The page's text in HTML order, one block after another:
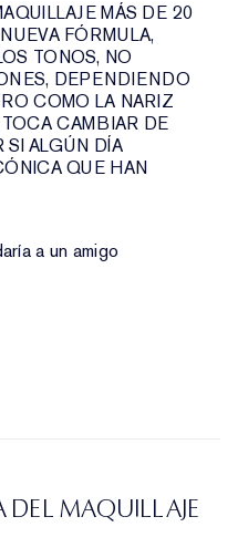
MÁS DE 20
FÓRMULA,
TONOS, NO
DEPENDIENDO
COMO LA NARIZ
CAMBIAR DE
SI ALGÚN DÍA
QUE HAN
a un amigo
DEL MAQUILLAJE